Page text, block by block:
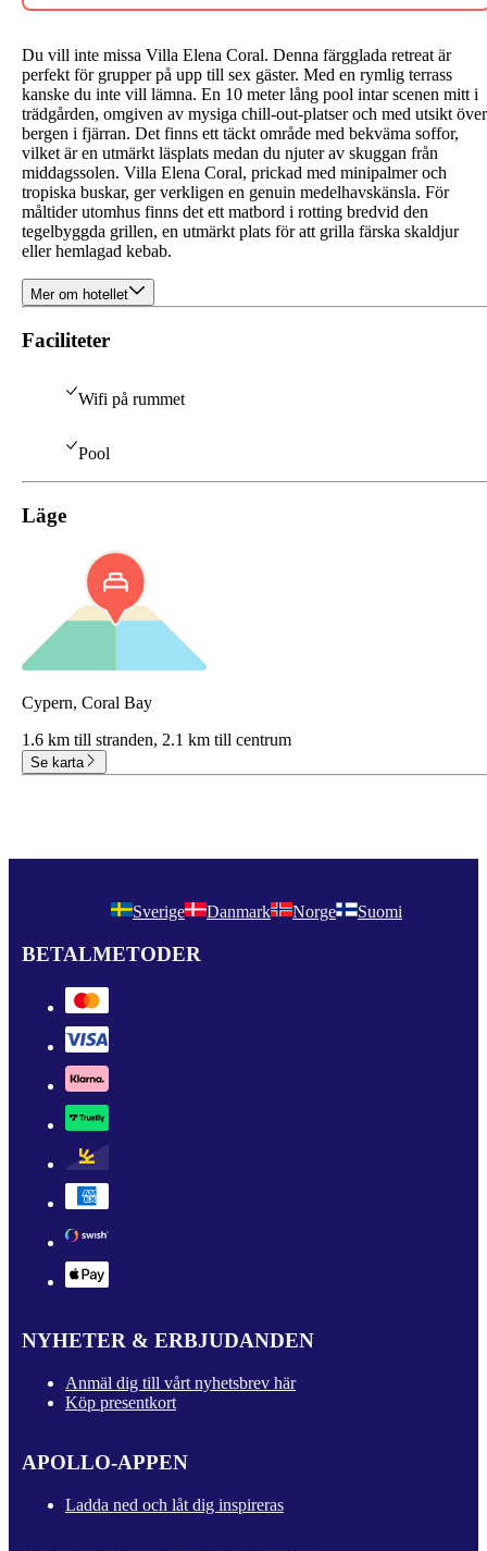
Du vill inte missa Villa Elena Coral. Denna färgglada retreat är
perfekt för grupper på upp till sex gäster. Med en rymlig terrass
kanske du inte vill lämna. En 10 meter lång pool intar scenen mitt i
trädgården, omgiven av mysiga chill-out-platser och med utsikt över
bergen i fjärran. Det finns ett täckt område med bekväma soffor,
vilket är en utmärkt läsplats medan du njuter av skuggan från
middagssolen. Villa Elena Coral, prickad med minipalmer och
tropiska buskar, ger verkligen en genuin medelhavskänsla. För
måltider utomhus finns det ett matbord i rotting bredvid den
tegelbyggda grillen, en utmärkt plats för att grilla färska skaldjur
eller hemlagad kebab.
Mer om hotellet
Faciliteter
Wifi på rummet
Pool
Läge
Cypern, Coral Bay
1.6 km till stranden, 2.1 km till centrum
Se karta
Sverige Danmark Norge Suomi
BETALMETODER
NYHETER & ERBJUDANDEN
Anmäl dig till vårt nyhetsbrev här
Köp presentkort
APOLLO-APPEN
Ladda ned och låt dig inspireras